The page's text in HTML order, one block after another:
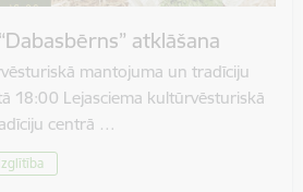
atklāšana
mantojuma un tradīciju
18:00 Lejasciema kultūrvēsturiskā
centrā …
Izglītība